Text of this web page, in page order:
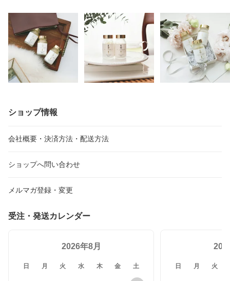
サメ肝油 ショップチャン
ネル 大人気 おすすめ
ショップチャンネル 大人
気 おすすめ
ョップチャンネル 大人気
おすすめ
ショップ情報
会社概要・決済方法・配送方法
ショップへ問い合わせ
メルマガ登録・変更
受注・発送カレンダー
2026年8月
日 月 火 水 木 金 土 日 月 火